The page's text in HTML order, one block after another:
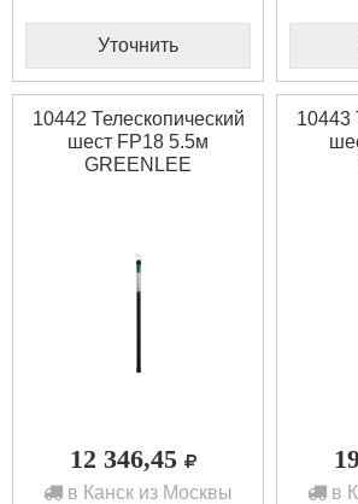
Уточнить
10442 Телескопический
шест FP18 5.5м
GREENLEE
12 346,45
в Канск из Москвы
10443
в